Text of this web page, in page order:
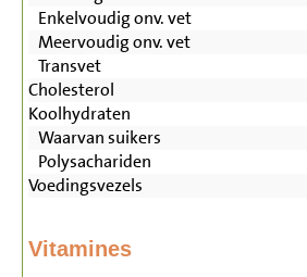
Enkelvoudig onv. vet
Meervoudig onv. vet
Transvet
Cholesterol
Koolhydraten
Waarvan suikers
Polysachariden
Voedingsvezels
Vitamines